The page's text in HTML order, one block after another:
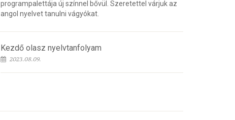
programpalettája új színnel bővül. Szeretettel várjuk az
angol nyelvet tanulni vágyókat.
Kezdő olasz nyelvtanfolyam
2023.08.09.